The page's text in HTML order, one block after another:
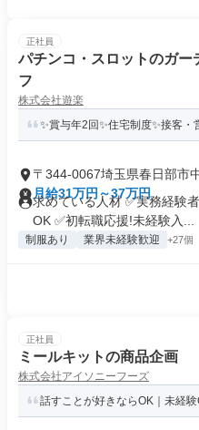
正社員
パチンコ・スロットのガー
フ
株式会社遊楽
✨賞与年2回✨住宅制度✨接客・
〒344-0067埼玉県春日部市
月給31万円～37万円
求めている人材 ✅実務経験
OK ✅初転職応援!未経験入...
制服あり 業界未経験歓迎 +27個
正社員
ミールキットの商品企画
株式会社アイソニーフーズ
話すことが好きならOK｜未経